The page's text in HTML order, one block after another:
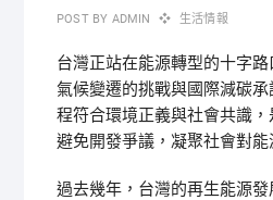
POST BY ADMIN 生活情報
台灣正站在能源轉型的十字
氣候變遷的挑戰與國際減碳
程符合環境正義與社會共識
避免開發爭議，凝聚社會對能
過去幾年，台灣的再生能源